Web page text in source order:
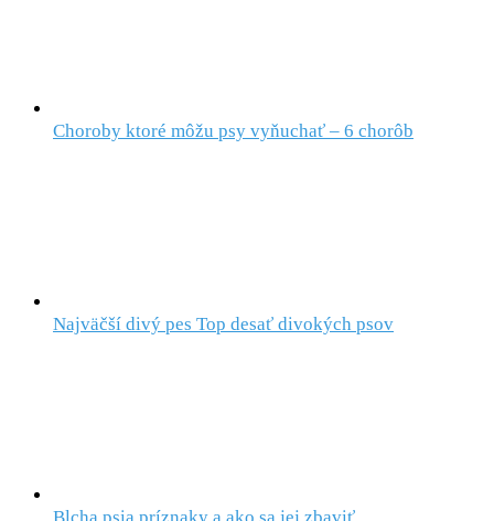
Choroby ktoré môžu psy vyňuchať – 6 chorôb
Najväčší divý pes Top desať divokých psov